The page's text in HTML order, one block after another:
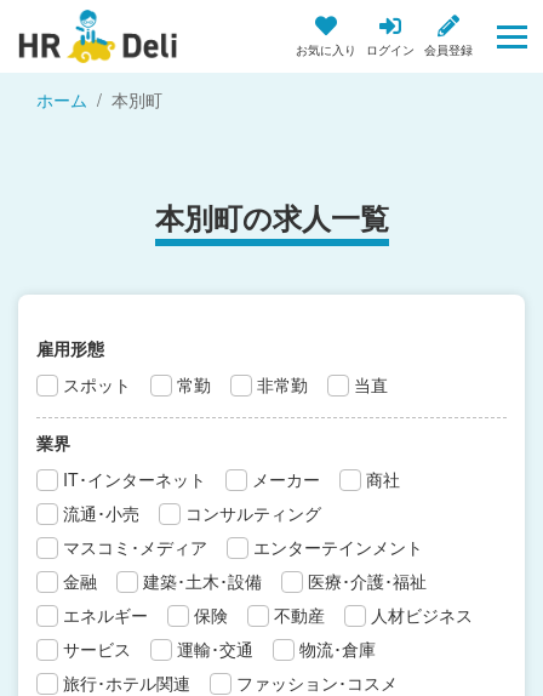
お気に入り ログイン 会員登録
ホーム 本別町
本別町の求人一覧
雇用形態
スポット
常勤 非常勤 当直
業界
IT･インターネット
メーカー
商社
流通･小売
コンサルティング
マスコミ･メディア
エンターテインメント
金融
建築･土木･設備
医療･介護･福祉
エネルギー
保険 不動産
人材ビジネス
サービス
運輸･交通
物流･倉庫
旅行･ホテル関連
ファッション･コスメ